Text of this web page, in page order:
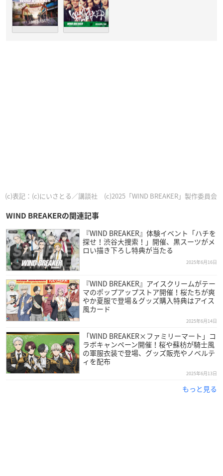
(c)表記：(c)にいさとる／講談社 (c)2025「WIND BREAKER」製作委員会
WIND BREAKERの関連記事
『WIND BREAKER』体験イベント「ハチを
探せ！渋谷大捜索！」開催、黒スーツがメ
ロい描き下ろし特典が当たる
2025年6月16日
『WIND BREAKER』アイスクリームがテー
マのポップアップストア開催！桜たちが爽
やか夏服で登場＆グッズ購入特典はアイス
風カード
2025年6月14日
「WIND BREAKER×ファミリーマート」コ
ラボキャンペーン開催！桜や蘇枋が騎士風
の軍服衣装で登場、グッズ販売やノベルテ
ィを配布
2025年6月13日
もっと見る